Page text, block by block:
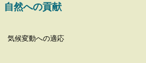
自然への貢献
気候変動への適応